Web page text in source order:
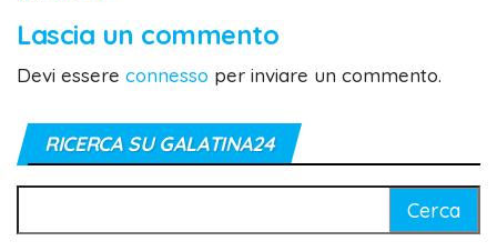
Lascia un commento
Devi essere connesso per inviare un commento.
RICERCA SU GALATINA24
per: